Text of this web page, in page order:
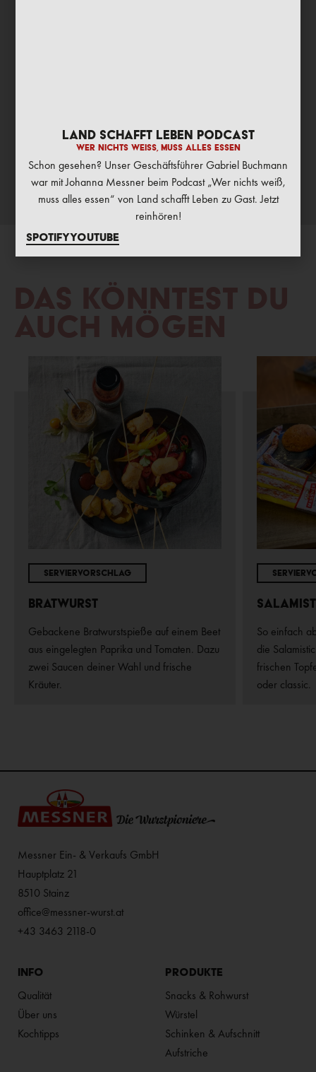
• 1 dunkle Schüssel
• 1 kleinen Löffel
Serviervorschlag
Bratwurst
Gebackene Bratwurstspieße auf einem Beet
aus eingelegten Paprika und Tomaten. Dazu
zwei Saucen deiner Wahl und frische
Kräuter.
So einfach
die
frischen
oder classic.
Messner Ein- & Verkaufs GmbH
Hauptplatz 21
8510 Stainz
office@messner-wurst.at
+43 3463 2118-0
INFO
Qualität
Über uns
Kochtipps
PRODUKTE
Snacks & Rohwurst
Würstel
Schinken & Aufschnitt
Aufstriche
Land schafft Leben Podcast
Wer nichts weiß, muss alles essen
Schon gesehen? Unser Geschäftsführer Gabriel Buchmann
war mit Johanna Messner beim Podcast „Wer nichts weiß,
muss alles essen“ von Land schafft Leben zu Gast. Jetzt
reinhören!
SpotifyYoutube